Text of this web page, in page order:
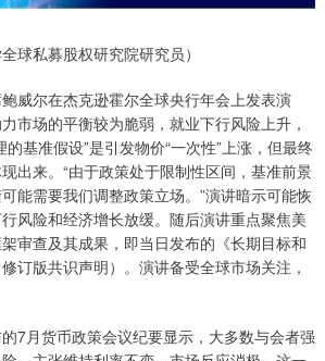
私募股权研究院研究员）
尔在杰克逊霍尔全球央行年会上发表演
市场的平衡较为脆弱，就业下行风险上升，
基准假设”是引发物价“一次性”上涨，但最终
出来。“由于政策处于限制性区间，基准前景
能需要我们调整政策立场。”演讲暗示可能恢
风险和经济增长放缓。随后演讲重点聚焦美
审查及其成果，即当日发布的《长期目标和
订版共识声明）。演讲备受全球市场关注，
月货币政策会议纪要显示，大多数与会者强